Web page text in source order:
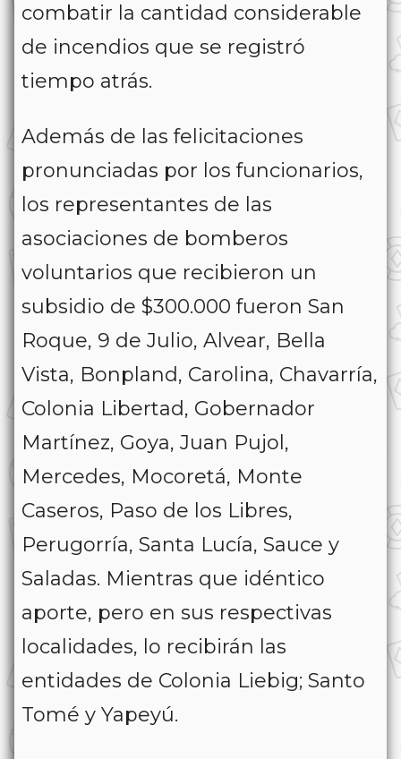
combatir la cantidad considerable
de incendios que se registró
tiempo atrás.
Además de las felicitaciones
pronunciadas por los funcionarios,
los representantes de las
asociaciones de bomberos
voluntarios que recibieron un
subsidio de $300.000 fueron San
Roque, 9 de Julio, Alvear, Bella
Vista, Bonpland, Carolina, Chavarría,
Colonia Libertad, Gobernador
Martínez, Goya, Juan Pujol,
Mercedes, Mocoretá, Monte
Caseros, Paso de los Libres,
Perugorría, Santa Lucía, Sauce y
Saladas. Mientras que idéntico
aporte, pero en sus respectivas
localidades, lo recibirán las
entidades de Colonia Liebig; Santo
Tomé y Yapeyú.